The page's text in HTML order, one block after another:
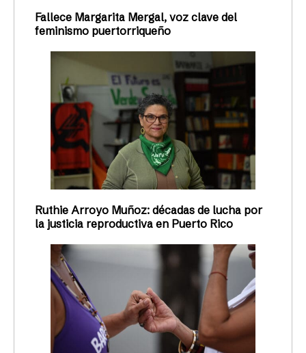
Fallece Margarita Mergal, voz clave del
feminismo puertorriqueño
Ruthie Arroyo Muñoz: décadas de lucha por
la justicia reproductiva en Puerto Rico